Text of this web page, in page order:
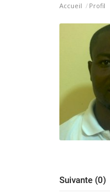
Accueil Profil
Suivante (0)